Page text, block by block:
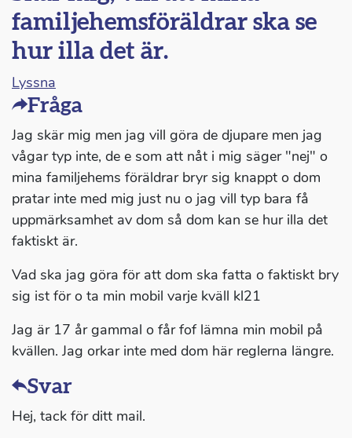
familjehemsföräldrar ska se
hur illa det är.
Lyssna
Fråga
Jag skär mig men jag vill göra de djupare men jag
vågar typ inte, de e som att nåt i mig säger "nej" o
mina familjehems föräldrar bryr sig knappt o dom
pratar inte med mig just nu o jag vill typ bara få
uppmärksamhet av dom så dom kan se hur illa det
faktiskt är.
Vad ska jag göra för att dom ska fatta o faktiskt bry
sig ist för o ta min mobil varje kväll kl21
Jag är 17 år gammal o får fof lämna min mobil på
kvällen. Jag orkar inte med dom här reglerna längre.
Svar
Hej, tack för ditt mail.